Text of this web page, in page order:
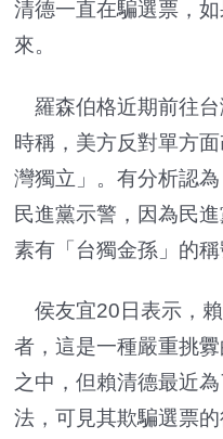
清德一直在騙選票，
來。
羅森伯格近期前往
時稱，美方反對單方
灣獨立」。有分析認
民進黨示警，因為民
素有「台獨金孫」的稱
侯友宜20日表示，
者，這是一種嚴重挑
之中，但賴清德最近
法，可見其欺騙選票的